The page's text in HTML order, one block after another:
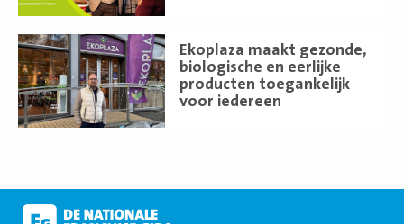
Ekoplaza maakt gezonde,
biologische en eerlijke
producten toegankelijk
voor iedereen
Lees
meer